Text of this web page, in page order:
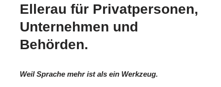
Ellerau für Privatpersonen,
Unternehmen und
Behörden.
Weil Sprache mehr ist als ein Werkzeug.